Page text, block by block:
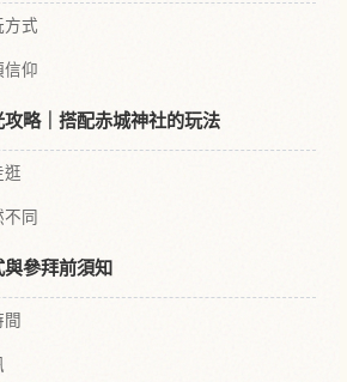
方式
信仰
略｜搭配赤城神社的玩法
逛
同
參拜前須知